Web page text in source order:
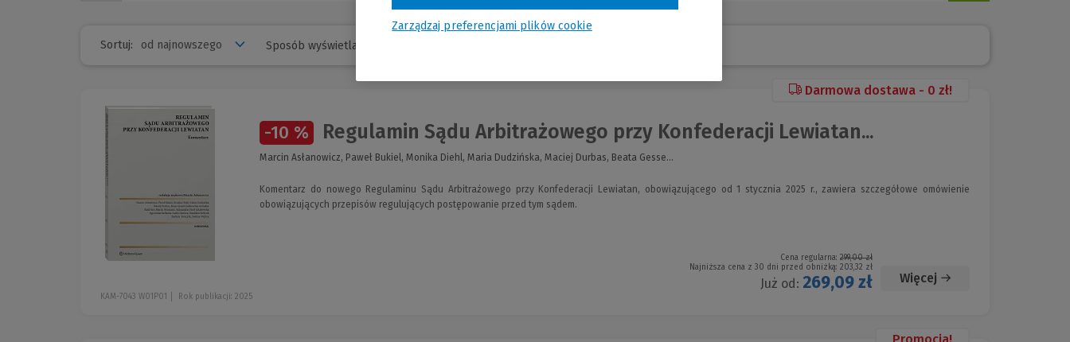
Sortuj: Sposób wyświetlania
Darmowa dostawa - 0 zł!
-10 % Regulamin Sądu Arbitrażowego przy Konfederacji Lewiatan...
Marcin Asłanowicz, Paweł Bukiel, Monika Diehl, Maria Dudzińska, Maciej Durbas, Beata Gesse...
Komentarz do nowego Regulaminu Sądu Arbitrażowego przy Konfederacji Lewiatan, obowią­zującego od 1 stycznia 2025 r., zawiera szczegółowe omówienie
obowiązujących przepisów regulujących postępowanie przed tym sądem.
Cena regularna: 299,00 zł
Najniższa cena z 30 dni przed obniżką: 203,32 zł
Już od: 269,09 zł Więcej
KAM-7043 W01P01 Rok publikacji: 2025
Zarządzaj preferencjami plików cookie